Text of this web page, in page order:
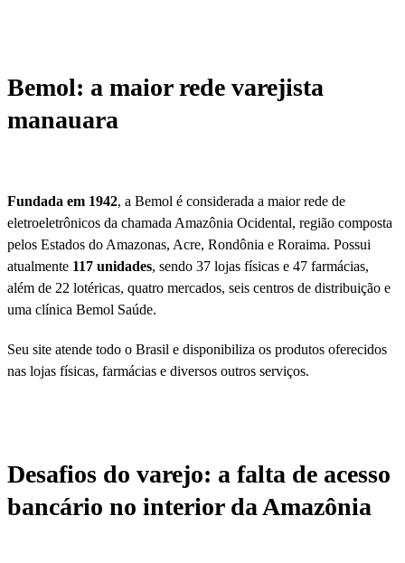
Bemol: a maior rede varejista
manauara
Fundada em 1942, a Bemol é considerada a maior rede de
eletroeletrônicos da chamada Amazônia Ocidental, região composta
pelos Estados do Amazonas, Acre, Rondônia e Roraima. Possui
atualmente 117 unidades, sendo 37 lojas físicas e 47 farmácias,
além de 22 lotéricas, quatro mercados, seis centros de distribuição e
uma clínica Bemol Saúde.
Seu site atende todo o Brasil e disponibiliza os produtos oferecidos
nas lojas físicas, farmácias e diversos outros serviços.
Desafios do varejo: a falta de acesso
bancário no interior da Amazônia